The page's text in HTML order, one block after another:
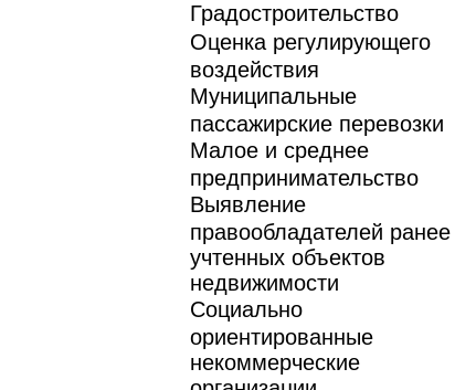
Градостроительство
Оценка регулирующего
воздействия
Муниципальные
пассажирские перевозки
Малое и среднее
предпринимательство
Выявление
правообладателей ранее
учтенных объектов
недвижимости
Социально
ориентированные
некоммерческие